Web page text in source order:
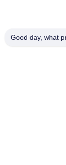
Good day, what